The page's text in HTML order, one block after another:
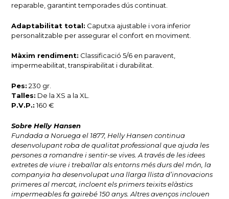
reparable, garantint temporades dús continuat.
Adaptabilitat total: Caputxa ajustable i vora inferior
personalitzable per assegurar el confort en moviment.
Màxim rendiment: Classificació 5/6 en paravent,
impermeabilitat, transpirabilitat i durabilitat.
Pes: 230 gr.
Talles: De la XS a la XL.
P.V.P.:160 €
Sobre Helly Hansen
Fundada a Noruega el 1877, Helly Hansen continua
desenvolupant roba de qualitat professional que ajuda les
persones a romandre i sentir-se vives. A través de les idees
extretes de viure i treballar als entorns més durs del món, la
companyia ha desenvolupat una llarga llista d’innovacions
primeres al mercat, incloent els primers teixits elàstics
impermeables fa gairebé 150 anys. Altres avenços inclouen